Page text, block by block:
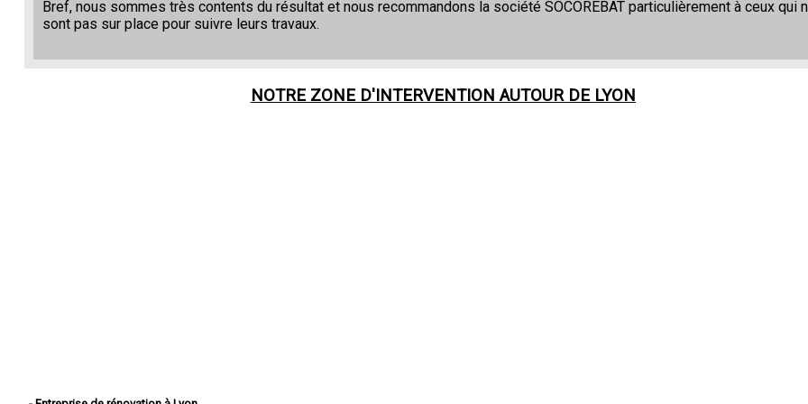
Bref, nous sommes très contents du résultat et nous recommandons la société SOCOREBAT particulièrement à ceux qui
sont pas sur place pour suivre leurs travaux.
NOTRE ZONE D'INTERVENTION AUTOUR DE LYON